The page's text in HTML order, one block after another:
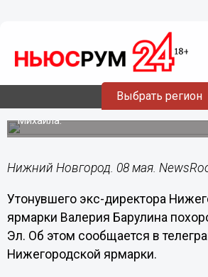
Выбрать регион
Прощание с экс-главой
ярмарки Барулиным
Эл
Его могила расположена на
Михаила.
Нижний Новгород. 08 мая.
Утонувшего экс-директора
ярмарки Валерия Барулина
Эл. Об этом сообщается в
Нижегородской ярмарки.